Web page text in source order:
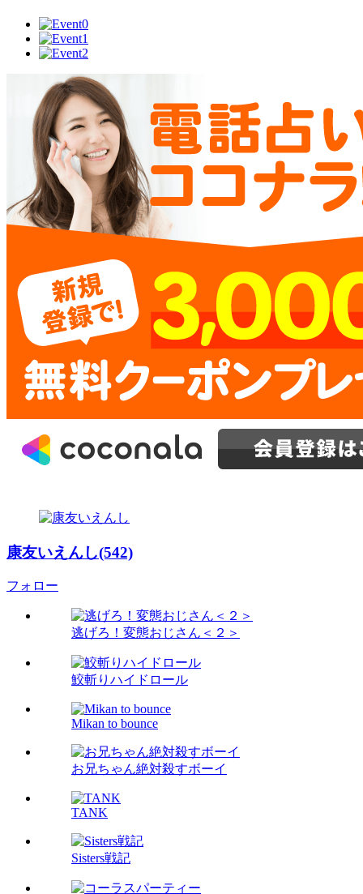
康友いえんし(542)
フォロー
逃げろ！変態おじさん＜２＞
鮫斬りハイドロール
Mikan to bounce
お兄ちゃん絶対殺すボーイ
TANK
Sisters戦記